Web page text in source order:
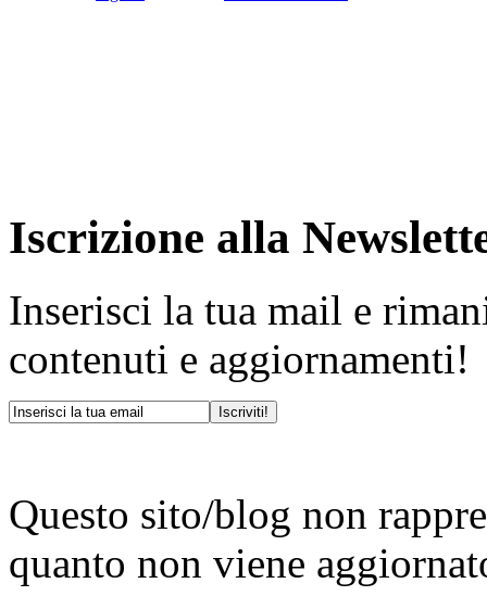
Iscrizione alla
Inserisci la tua mail e
contenuti e aggiornamenti!
Questo sito/blog non
quanto non viene